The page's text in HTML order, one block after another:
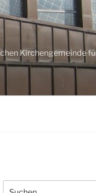
Kirchengemeinde